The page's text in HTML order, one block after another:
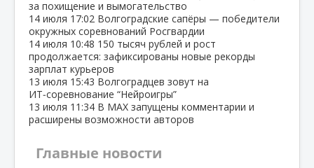
за похищение и вымогательство
14 июля 17:02 Волгоградские сапёры — победители
окружных соревнований Росгвардии
14 июля 10:48 150 тысяч рублей и рост
продолжается: зафиксированы новые рекорды
зарплат курьеров
13 июля 15:43 Волгоградцев зовут на
ИТ‑соревнование “Нейроигры”
13 июля 11:34 В МАХ запущены комментарии и
расширены возможности авторов
Главные новости